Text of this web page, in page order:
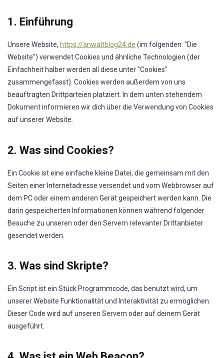
1. Einführung
Unsere Website, https://anwaltblog24.de (im folgenden: "Die
Website") verwendet Cookies und ähnliche Technologien (der
Einfachheit halber werden all diese unter "Cookies"
zusammengefasst). Cookies werden außerdem von uns
beauftragten Drittparteien platziert. In dem unten stehendem
Dokument informieren wir dich über die Verwendung von Cookies
auf unserer Website.
2. Was sind Cookies?
Ein Cookie ist eine einfache kleine Datei, die gemeinsam mit den
Seiten einer Internetadresse versendet und vom Webbrowser auf
dem PC oder einem anderen Gerät gespeichert werden kann. Die
darin gespeicherten Informationen können während folgender
Besuche zu unseren oder den Servern relevanter Drittanbieter
gesendet werden.
3. Was sind Skripte?
Ein Script ist ein Stück Programmcode, das benutzt wird, um
unserer Website Funktionalität und Interaktivität zu ermöglichen.
Dieser Code wird auf unseren Servern oder auf deinem Gerät
ausgeführt.